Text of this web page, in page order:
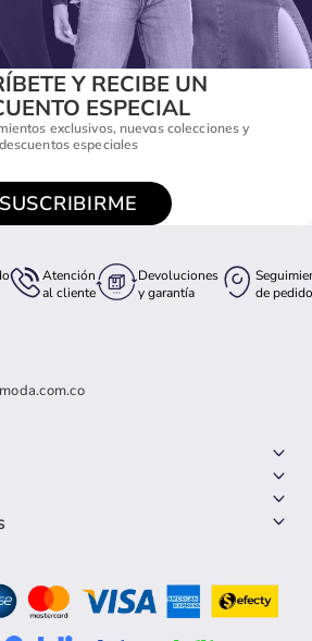
Y RECIBE UN
ESPECIAL
exclusivos, nuevas colecciones y
descuentos especiales
SUSCRIBIRME
Atención
al cliente
Devoluciones
y garantía
de pedido